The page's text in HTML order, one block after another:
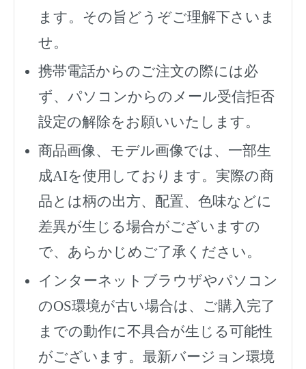
ます。その旨どうぞご理解下さいま
せ。
携帯電話からのご注文の際には必
ず、 パソコンからのメール受信拒否
設定の解除をお願いいたします。
商品画像、モデル画像では、一部生
成AIを使用しております。実際の商
品とは柄の出方、配置、色味などに
差異が生じる場合がございますの
で、あらかじめご了承ください。
インターネットブラウザやパソコン
のOS環境が古い場合は、ご購入完了
までの動作に不具合が生じる可能性
がございます。最新バージョン環境